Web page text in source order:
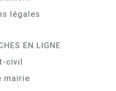
légales
EN LIGNE
civil
mairie